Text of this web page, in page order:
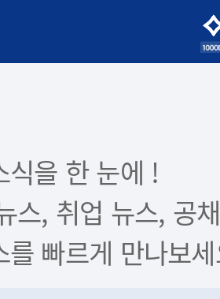
식을 한 눈에 !
스, 취업 뉴스, 공
를 빠르게 만나보